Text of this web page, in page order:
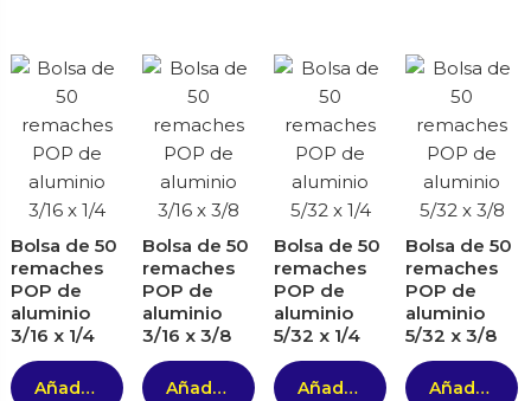
Bolsa de 50
remaches
POP de
aluminio
3/16 x 1/4
Añadir al carrito
Bolsa de 50
remaches
POP de
aluminio
3/16 x 3/8
Añadir al carrito
Bolsa de 50
remaches
POP de
aluminio
5/32 x 1/4
Añadir al carrito
Bolsa de 50
remaches
POP de
aluminio
5/32 x 3/8
Añadir al carrito